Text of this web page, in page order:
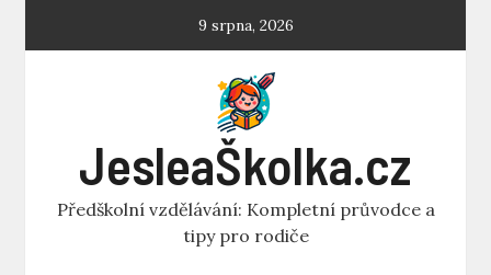
9 srpna, 2026
JesleaŠkolka.cz
Předškolní vzdělávání: Kompletní průvodce a
tipy pro rodiče